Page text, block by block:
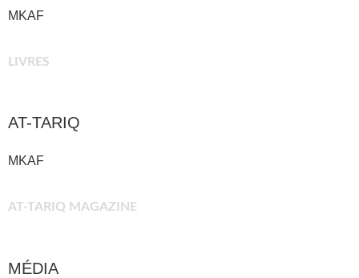
MKAF
LIVRES
AT-TARIQ
MKAF
AT-TARIQ MAGAZINE
MÉDIA